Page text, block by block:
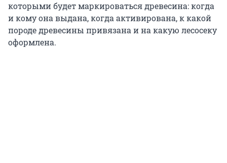
которыми будет маркироваться древесина: когда
и кому она выдана, когда активирована, к какой
породе древесины привязана и на какую лесосеку
оформлена.